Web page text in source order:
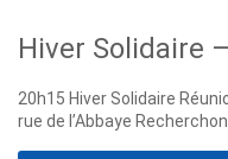
Hiver Solidaire
20h15 Hiver Solidaire
rue de l’Abbaye